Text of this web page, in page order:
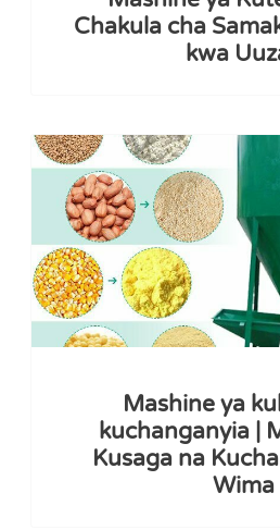
Chakula cha
kwa
Mashine ya
kuchanganyia |
Kusaga na
Wima